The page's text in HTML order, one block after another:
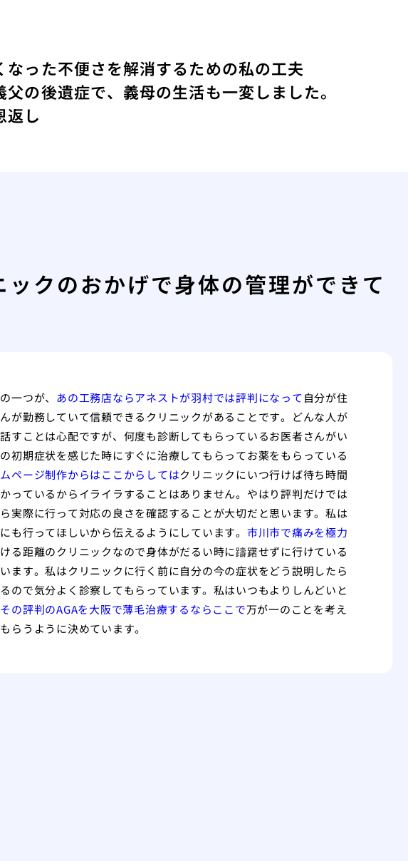
なった不便さを解消するための私の工夫
父の後遺症で、義母の生活も一変しました。
返し
クのおかげで身体の管理ができて
一つが、 あの工務店ならアネストが羽村では評判になって自分が住
が勤務していて信頼できるクリニックがあることです。どんな人が
すことは心配ですが、何度も診断してもらっているお医者さんがい
初期症状を感じた時にすぐに治療してもらってお薬をもらっている
ページ制作からはここからしてはクリニックにいつ行けば待ち時間
っているからイライラすることはありません。やはり評判だけでは
実際に行って対応の良さを確認することが大切だと思います。私は
も行ってほしいから伝えるようにしています。 市川市で痛みを極力
る距離のクリニックなので身体がだるい時に躊躇せずに行けている
ます。私はクリニックに行く前に自分の今の症状をどう説明したら
ので気分よく診察してもらっています。私はいつもよりしんどいと
その評判のAGAを大阪で薄毛治療するならここで万が一のことを考え
らうように決めています。